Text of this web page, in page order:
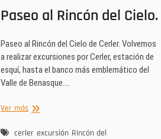
Paseo al Rincón del Cielo.
Paseo al Rincón del Cielo de Cerler. Volvemos
a realizar excursiones por Cerler, estación de
esquí, hasta el banco más emblemático del
Valle de Benasque.…
Ver másPaseo
Rincón
cerler excursión Rincón del